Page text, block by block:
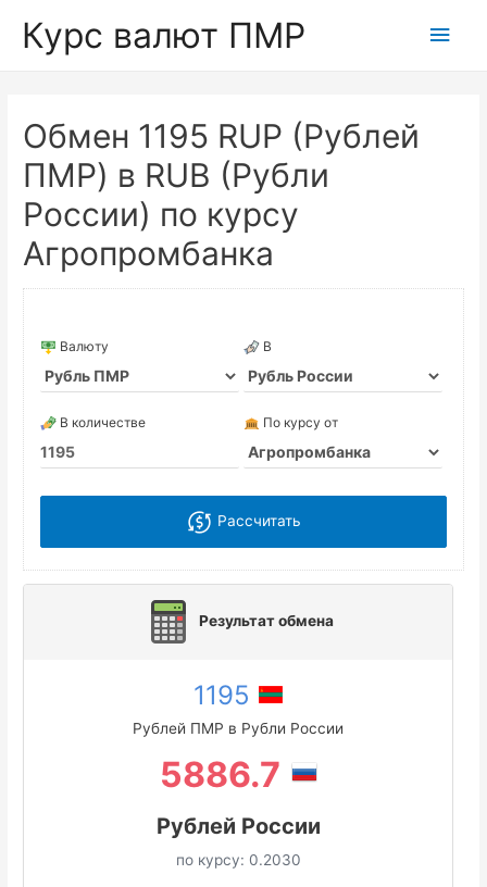
Курс валют ПМР
Обмен 1195 RUP (Рублей
ПМР) в RUB (Рубли
России) по курсу
Агропромбанка
Валюту В
В количестве По курсу от
Рассчитать
Результат обмена
1195
Рублей ПМР в Рубли России
5886.7
Рублей России
по курсу: 0.2030